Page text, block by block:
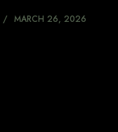
MARCH 26, 2026